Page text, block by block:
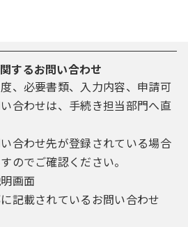
するお問い合わせ
、必要書類、入力内容、申請可
合わせは、手続き担当部門へ直
合わせ先が登録されている場合
のでご確認ください。
画面
記載されているお問い合わせ